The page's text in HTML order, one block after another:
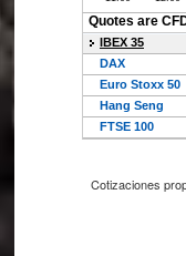
Cotizaciones